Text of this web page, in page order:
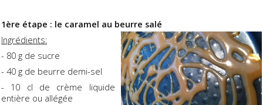
1ère étape : le caramel au beurre salé
Ingrédients:
- 80 g de sucre
- 40 g de beurre demi-sel
- 10 cl de crème liquide
entière ou allégée